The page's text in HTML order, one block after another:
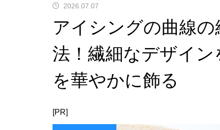
2026.07.07
アイシングの曲線
法！繊細なデザイ
を華やかに飾る
[PR]